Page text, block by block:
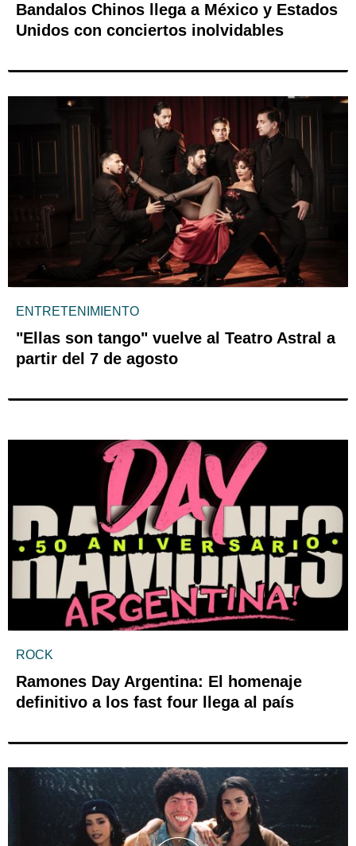
Bandalos Chinos llega a México y Estados
Unidos con conciertos inolvidables
ENTRETENIMIENTO
"Ellas son tango" vuelve al Teatro Astral a
partir del 7 de agosto
ROCK
Ramones Day Argentina: El homenaje
definitivo a los fast four llega al país